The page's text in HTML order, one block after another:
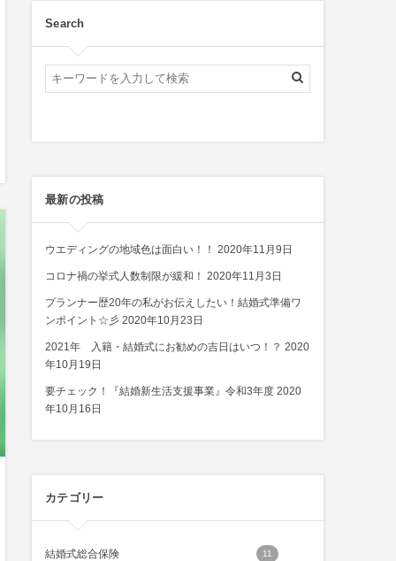
Search
最新の投稿
ウエディングの地域色は面白い！！ 2020年11月9日
コロナ禍の挙式人数制限が緩和！ 2020年11月3日
プランナー歴20年の私がお伝えしたい！結婚式準備ワ
ンポイント☆彡 2020年10月23日
2021年 入籍・結婚式にお勧めの吉日はいつ！？ 2020
年10月19日
要チェック！『結婚新生活支援事業』令和3年度 2020
年10月16日
カテゴリー
結婚式総合保険 11